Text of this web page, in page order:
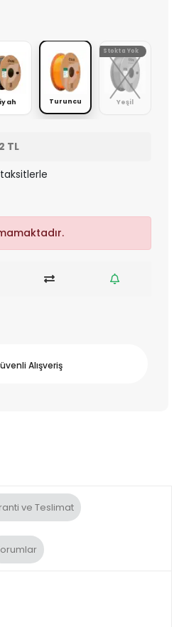
Turuncu Yeşil
Stokta Yok
TL
Alışveriş
ve Teslimat